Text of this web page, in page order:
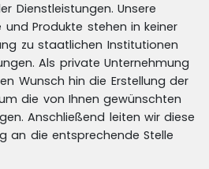
Dienstleistungen. Unsere
Produkte stehen in keiner
zu staatlichen Institutionen
Als private Unternehmung
Wunsch hin die Erstellung der
die von Ihnen gewünschten
Anschließend leiten wir diese
an die entsprechende Stelle